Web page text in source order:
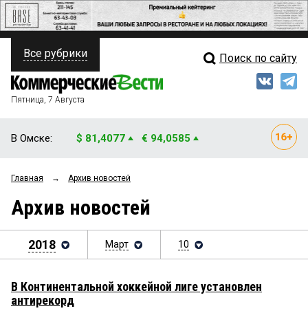
ПОЛИТИКА
ФИНАНСЫ
ОБЩЕСТВО
ЗАКОН
НОВОСТИ КОМПАНИЙ
СТИЛЬ ЖИЗНИ
Свежий выпуск
Блоги
Все рубрики Поиск по сайту
Пятница, 7 Августа
В Омске: $ 81,4077 € 94,0585
Главная → Архив новостей
Архив новостей
2018 Март 10
В Континентальной хоккейной лиге установлен
антирекорд